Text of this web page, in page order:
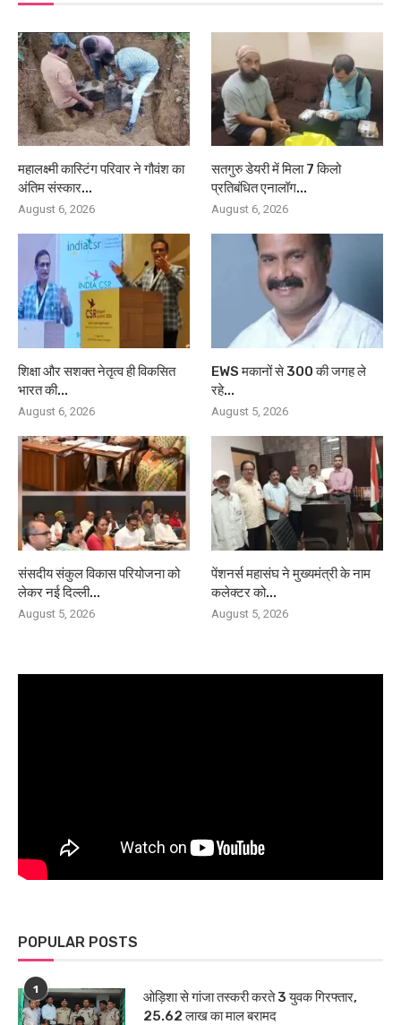
महालक्ष्मी कास्टिंग परिवार ने गौवंश का
अंतिम संस्कार...
August 6, 2026
सतगुरु डेयरी में मिला 7 किलो
प्रतिबंधित एनालॉग...
August 6, 2026
शिक्षा और सशक्त नेतृत्व ही विकसित
भारत की...
August 6, 2026
EWS मकानों से 300 की जगह ले
रहे...
August 5, 2026
संसदीय संकुल विकास परियोजना को
लेकर नई दिल्ली...
August 5, 2026
पेंशनर्स महासंघ ने मुख्यमंत्री के नाम
कलेक्टर को...
August 5, 2026
POPULAR POSTS
1
ओड़िशा से गांजा तस्करी करते 3 युवक गिरफ्तार,
25.62 लाख का माल बरामद